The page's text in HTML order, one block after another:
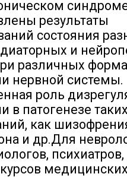
результаты
состояния
и
различных
нервной системы.
роль
в патогенезе
как
и др.Для
психиатров,